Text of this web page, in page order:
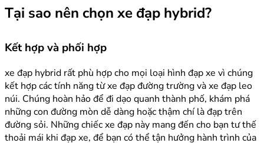
Tại sao nên chọn xe đạp hybrid?
Kết hợp và phối hợp
xe đạp hybrid rất phù hợp cho mọi loại hình đạp xe vì chúng
kết hợp các tính năng từ xe đạp đường trường và xe đạp leo
núi. Chúng hoàn hảo để đi dạo quanh thành phố, khám phá
những con đường mòn dễ dàng hoặc thậm chí là đạp trên
đường sỏi. Những chiếc xe đạp này mang đến cho bạn tư thế
thoải mái khi đạp xe, để bạn có thể tận hưởng hành trình của